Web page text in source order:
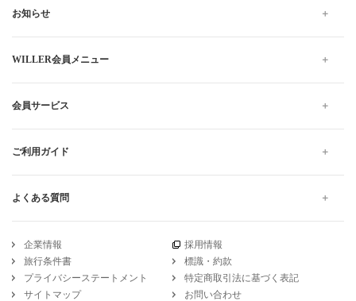
お知らせ
WILLER会員メニュー
会員サービス
ご利用ガイド
よくある質問
企業情報
採用情報
旅行条件書
標識・約款
プライバシーステートメント
特定商取引法に基づく表記
サイトマップ
お問い合わせ